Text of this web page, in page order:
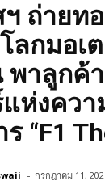
ฯ ถ่ายท
ลกมอเ
พาลูกค้
ห่งควา
“F1
- กรกฎาคม 11,